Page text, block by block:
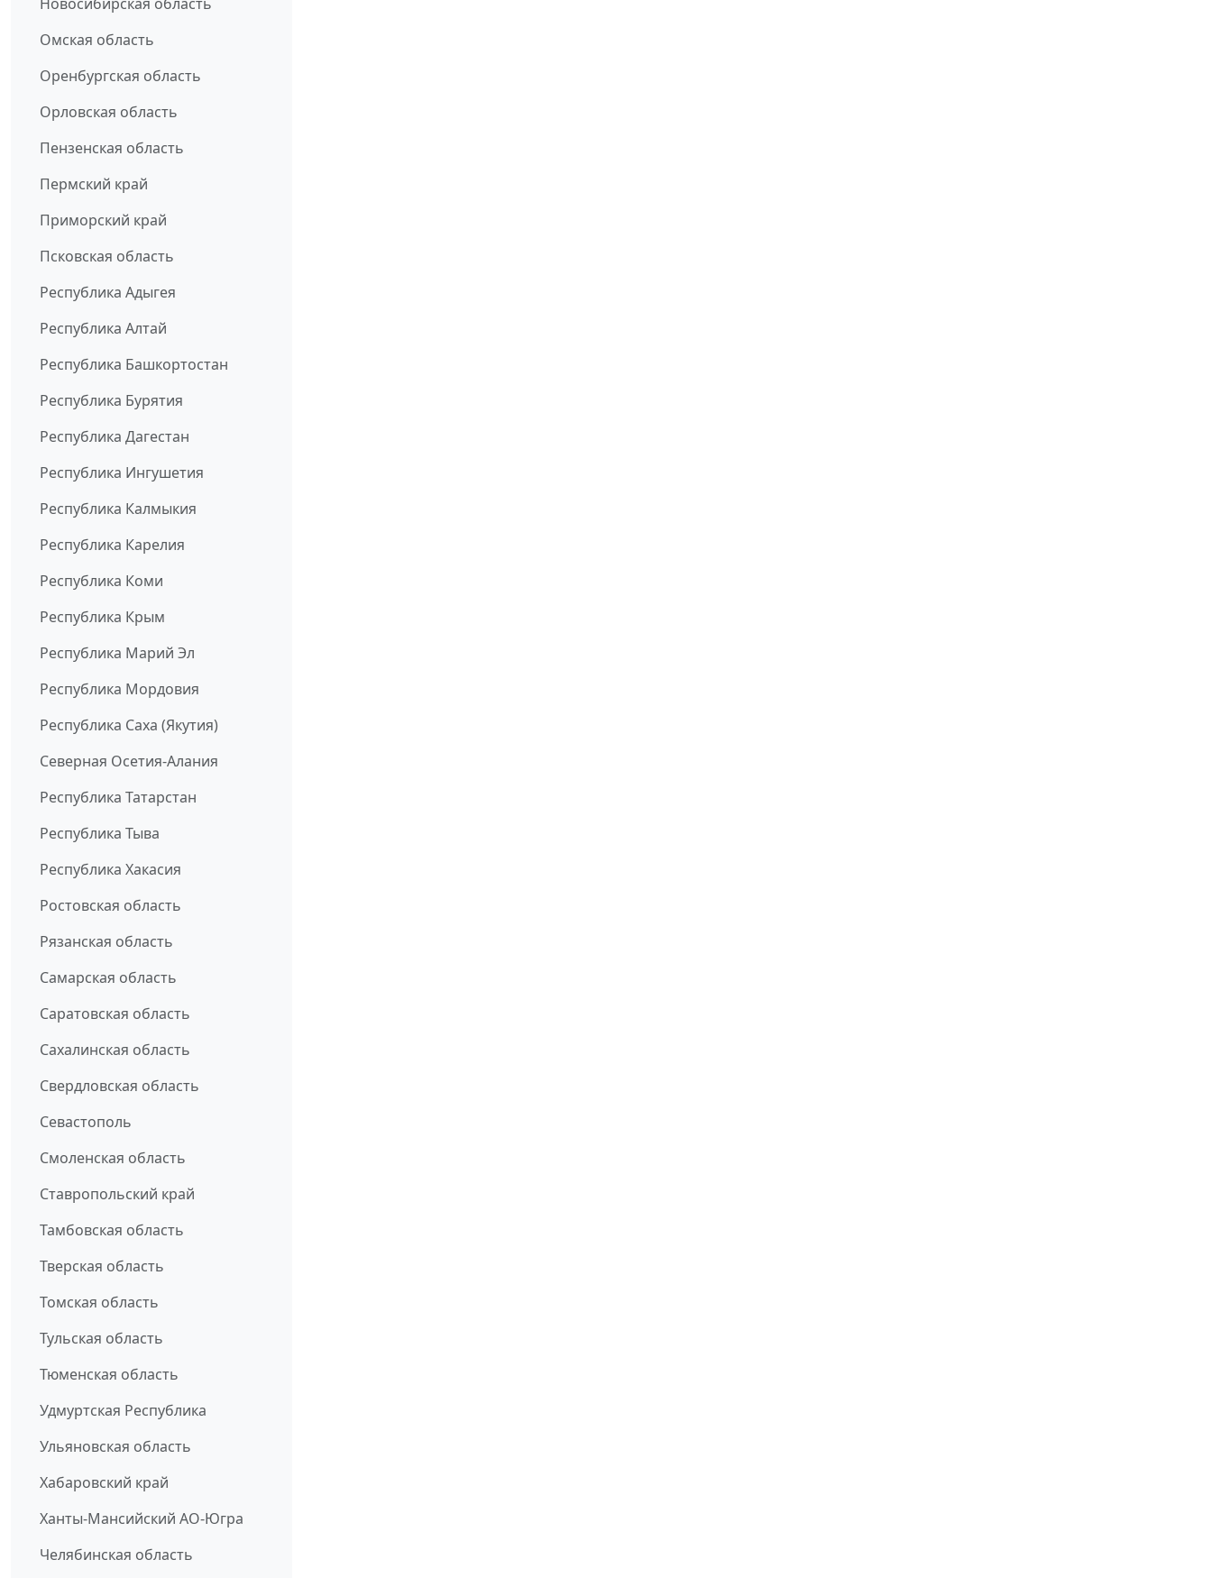
Омская область
Оренбургская область
Орловская область
Пензенская область
Пермский край
Приморский край
Псковская область
Республика Адыгея
Республика Алтай
Республика Башкортостан
Республика Бурятия
Республика Дагестан
Республика Ингушетия
Республика Калмыкия
Республика Карелия
Республика Коми
Республика Крым
Республика Марий Эл
Республика Мордовия
Республика Саха (Якутия)
Северная Осетия-Алания
Республика Татарстан
Республика Тыва
Республика Хакасия
Ростовская область
Рязанская область
Самарская область
Саратовская область
Сахалинская область
Свердловская область
Севастополь
Смоленская область
Ставропольский край
Тамбовская область
Тверская область
Томская область
Тульская область
Тюменская область
Удмуртская Республика
Ульяновская область
Хабаровский край
Ханты-Мансийский АО-Югра
Челябинская область